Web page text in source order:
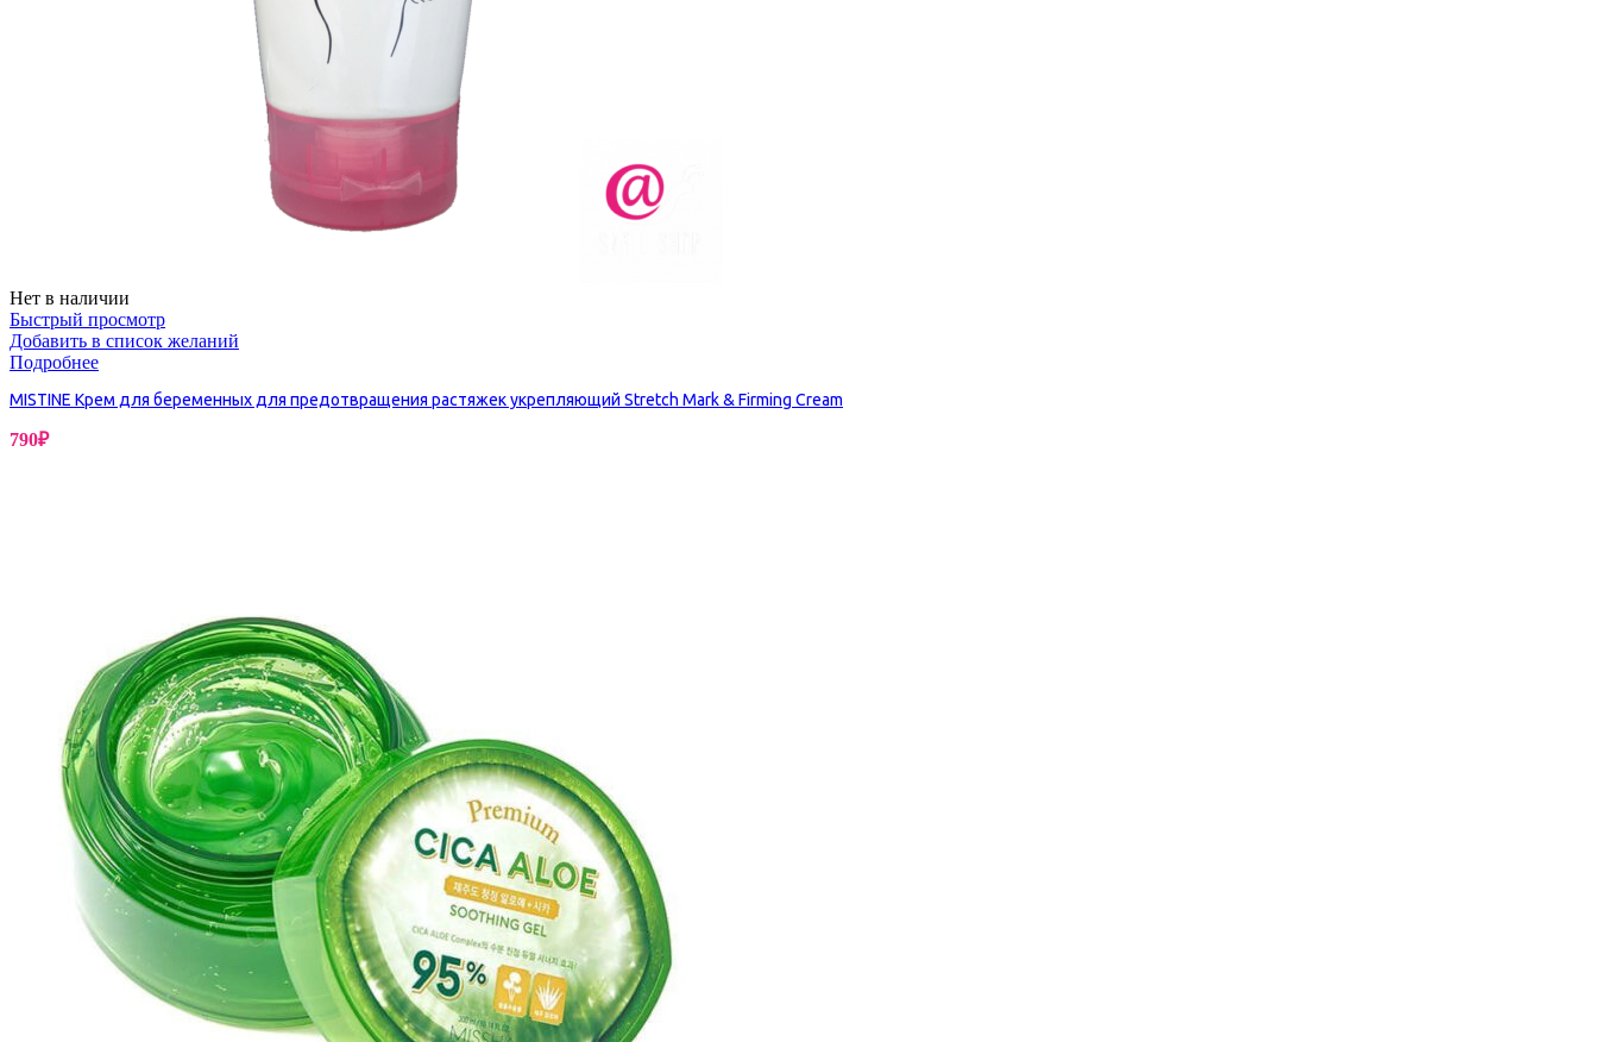
Нет в наличии
Быстрый просмотр
Добавить в список желаний
Подробнее
MISTINE Крем для беременных для предотвращения растяжек укрепляющий Stretch Mark & Firming Cream
790₽